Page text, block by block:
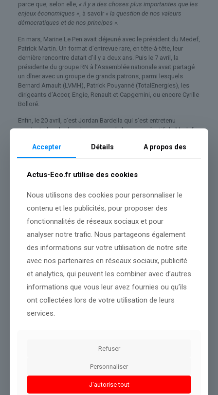
parce que, selon elle, « il y a des choses plus importantes que les
enjeux économiques » , à savoir « la question de nos valeurs
démocratiques et de nos principes ».
En mars, Marine Le Pen avait déjeuné avec le président du Medef,
Patrick Martin. Un format d’entrevue rare, en tête-à-tête, leur
dernière rencontre datait d’il y a deux ans. Puis le 7 avril, la
présidente du groupe RN à l’Assemblée nationale avait partagé
un dîner avec un groupe de grands patrons, parmi lesquels
Bernard Arnault (LVMH), Patrick Pouyanné (TotalEnergies), les
dirigeants d’Accor, Engie, Renault et Capgemini, ou encore Cyrille
Bolloré.
Enfin, le 20 avril, c’est Jordan Bardella qui s’est entretenu
pendant plus de deux heures avec le bureau exécutif du Medef
et la cheffe de file des députés RN avaient publié une lettre dans
laquelle ils indiquaient vouloir « associer » les chefs d’entreprise
qui freinent le progrès économique de la France ».
Conclusion :L’analyse sera enrichie dès que de nouvelles
Partager le contenu
Accepter Détails A propos des
Actus-Eco.fr utilise des cookies
Nous utilisons des cookies pour personnaliser le
contenu et les publicités, pour proposer des
fonctionnalités de réseaux sociaux et pour
analyser notre trafic. Nous partageons également
des informations sur votre utilisation de notre site
avec nos partenaires en réseaux sociaux, publicité
et analytics, qui peuvent les combiner avec d’autres
informations que vous leur avez fournies ou qu’ils
ont collectées lors de votre utilisation de leurs
services.
Refuser
Personnaliser
J'autorise tout